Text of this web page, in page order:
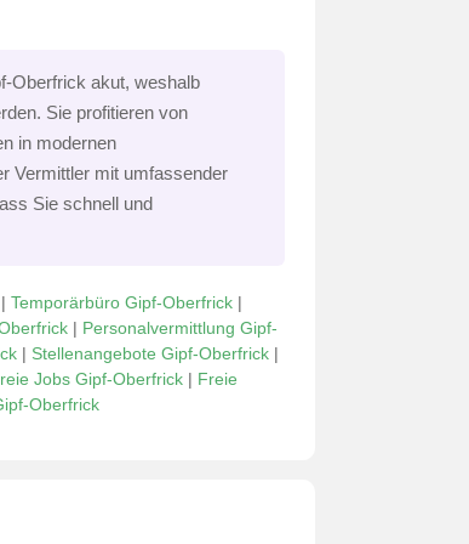
Oberfrick akut, weshalb
Sie profitieren von
in modernen
Vermittler mit umfassender
Sie schnell und
| Temporärbüro Gipf-Oberfrick |
| Personalvermittlung Gipf-
| Stellenangebote Gipf-Oberfrick |
Jobs Gipf-Oberfrick | Freie
Oberfrick